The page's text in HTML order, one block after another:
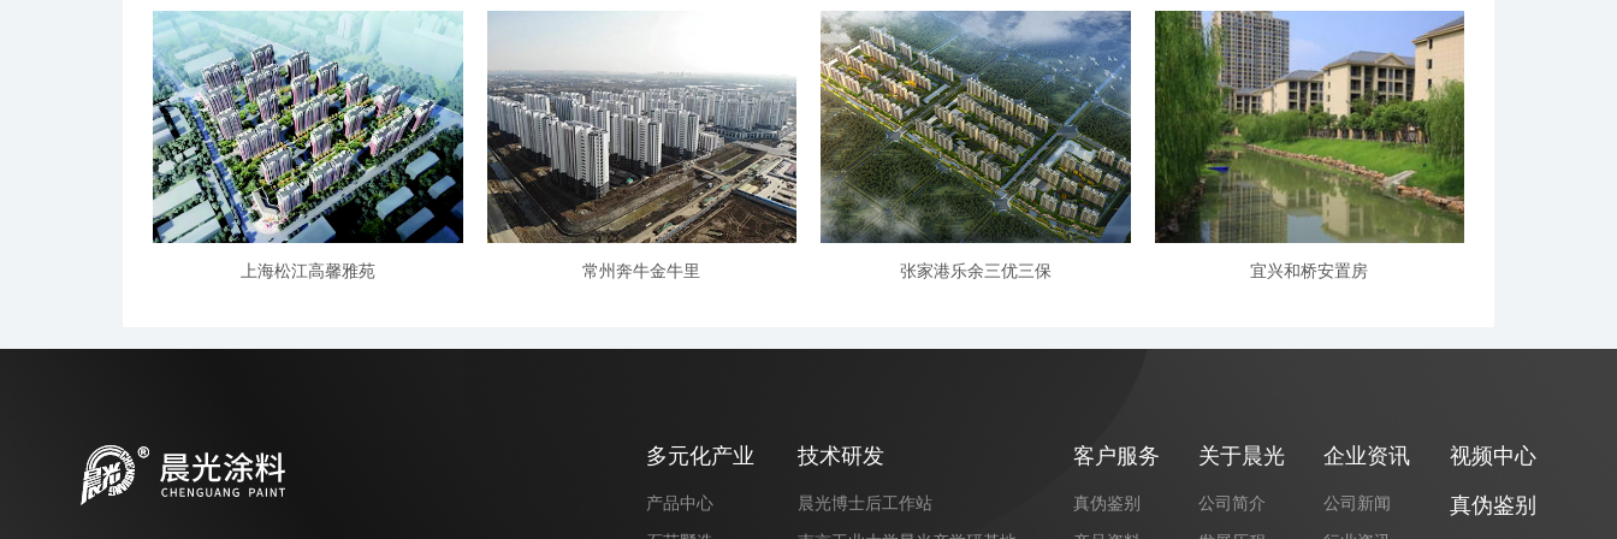
上海松江高馨雅苑 常州奔牛金牛里 张家港乐余三优三保 宜兴和桥安置房
多元化产业
产品中心
技术研发
晨光博士后工作站
客户服务
真伪鉴别
关于晨光
公司简介
企业资讯
公司新闻
视频中心
真伪鉴别